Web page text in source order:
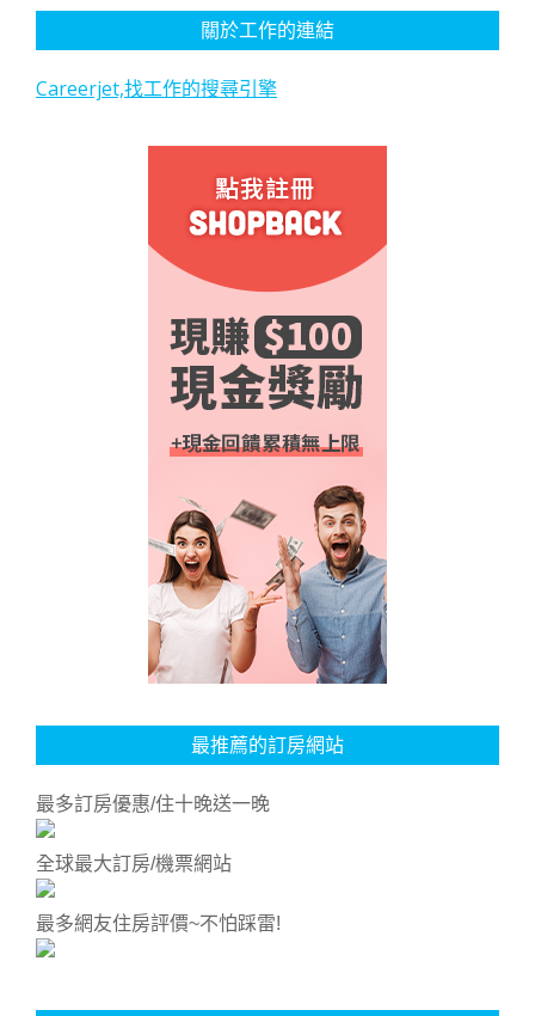
關於工作的連結
Careerjet,找工作的搜尋引擎
最推薦的訂房網站
最多訂房優惠/住十晚送一晚
全球最大訂房/機票網站
最多網友住房評價~不怕踩雷!